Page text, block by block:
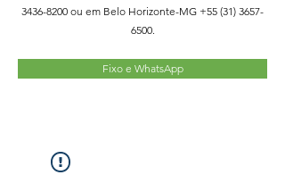
3436-8200 ou em Belo Horizonte-MG +55 (31) 3657-
6500.
Fixo e WhatsApp